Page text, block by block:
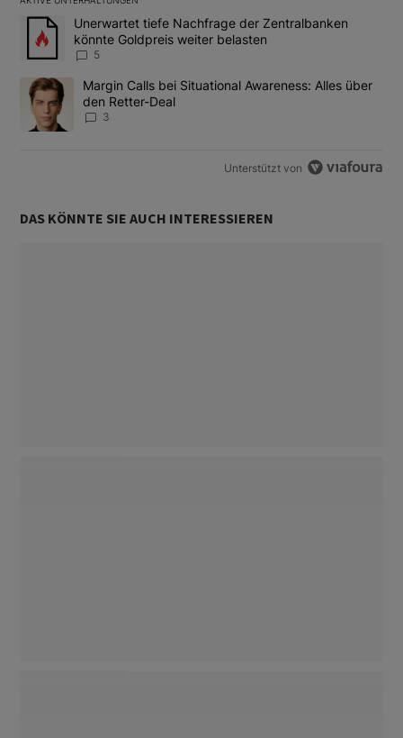
Das Folgende ist eine Liste der am meisten kommentierten
Ein Trendartikel mit dem Titel "Unerwartet tiefe Nachfrage der
Unerwartet tiefe Nachfrage der Zentralbanken
könnte Goldpreis weiter belasten
5
Ein Trendartikel mit dem Titel "Margin Calls bei Situational
Margin Calls bei Situational Awareness: Alles über
den Retter-Deal
3
Unterstützt von
DAS KÖNNTE SIE AUCH INTERESSIEREN